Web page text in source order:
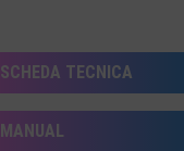
SCHEDA TECNICA
MANUAL